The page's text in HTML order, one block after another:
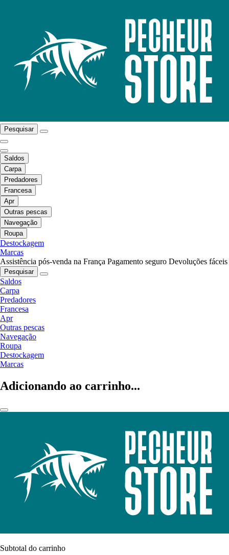
Pesquisar
Saldos
Carpa
Predadores
Francesa
Apr
Outras pescas
Navegação
Roupa
Destockagem
Marcas
Assistência pós-venda na França Pagamento seguro Devoluções fáceis
Pesquisar
Saldos
Carpa
Predadores
Francesa
Apr
Outras pescas
Navegação
Roupa
Destockagem
Marcas
Adicionando ao carrinho...
Subtotal do carrinho